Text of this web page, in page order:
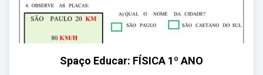
Spaço Educar: FÍSICA 1º ANO